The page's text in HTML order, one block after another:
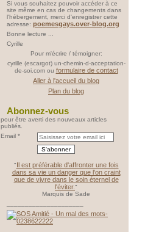
Si vous souhaitez pouvoir accéder à ce
site même en cas de changements dans
l'hébergement, merci d'enregistrer cette
adresse: poemesgays.over-blog.org
Bonne lecture ...
Cyrille
Pour m'écrire / témoigner:
cyrille (escargot) un-chemin-d-acceptation-
de-soi.com ou formulaire de contact
Aller à l'accueil du blog
Plan du blog
Abonnez-vous
pour être averti des nouveaux articles
publiés.
Email
"Il est préférable d'affronter une fois
dans sa vie un danger que l'on craint
que de vivre dans le soin éternel de
l'éviter."
Marquis de Sade